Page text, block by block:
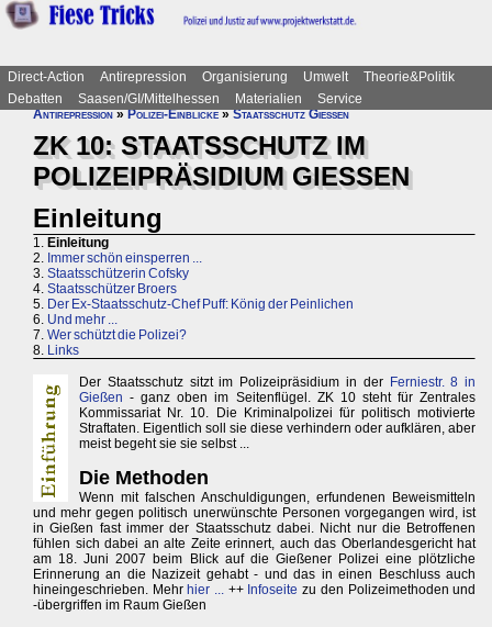
Direct-Action Antirepression Organisierung Umwelt
Theorie&Politik
Debatten
Saasen/GI/Mittelhessen Materialien
Service
Antirepression»Polizei-Einblicke»Staatsschutz Gießen
ZK 10: STAATSSCHUTZ IM
POLIZEIPRÄSIDIUM GIESSEN
Einleitung
1. Einleitung
2. Immer schön einsperren ...
3. Staatsschützerin Cofsky
4. Staatsschützer Broers
5. Der Ex-Staatsschutz-Chef Puff: König der Peinlichen
6. Und mehr ...
7. Wer schützt die Polizei?
8. Links
Der Staatsschutz sitzt im Polizeipräsidium in der Ferniestr. 8 in
Gießen - ganz oben im Seitenflügel. ZK 10 steht für Zentrales
Kommissariat Nr. 10. Die Kriminalpolizei für politisch motivierte
Straftaten. Eigentlich soll sie diese verhindern oder aufklären, aber
meist begeht sie sie selbst ...
Die Methoden
Wenn mit falschen Anschuldigungen, erfundenen Beweismitteln
und mehr gegen politisch unerwünschte Personen vorgegangen wird, ist
in Gießen fast immer der Staatsschutz dabei. Nicht nur die Betroffenen
fühlen sich dabei an alte Zeite erinnert, auch das Oberlandesgericht hat
am 18. Juni 2007 beim Blick auf die Gießener Polizei eine plötzliche
Erinnerung an die Nazizeit gehabt - und das in einen Beschluss auch
hineingeschrieben. Mehr hier ... ++ Infoseite zu den Polizeimethoden und
-übergriffen im Raum Gießen